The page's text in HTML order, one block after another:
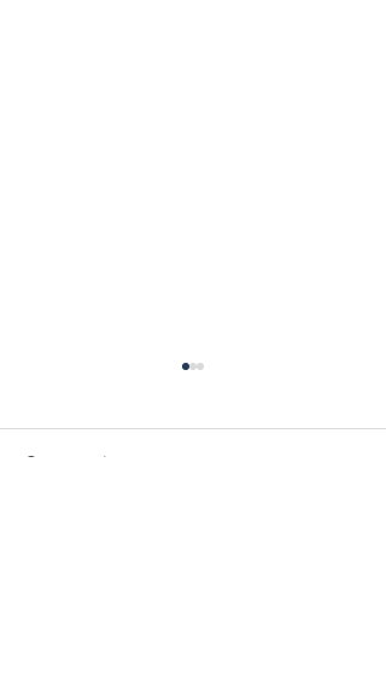
Commentaires